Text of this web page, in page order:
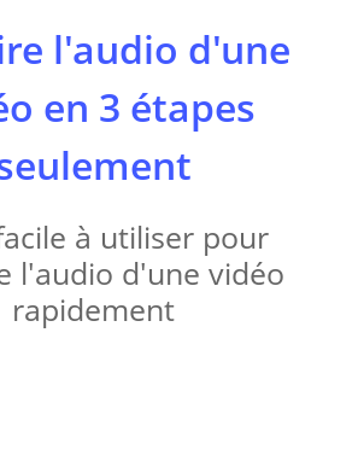
l'audio d'une
en 3 étapes
à utiliser pour
l'audio d'une vidéo
rapidement